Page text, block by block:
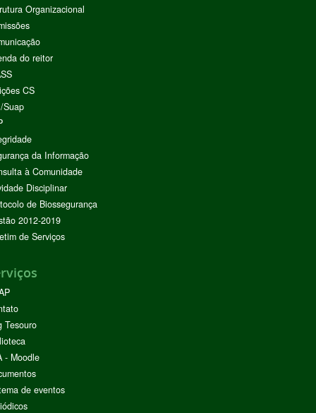
Organizacional
do reitor
CS
Suap
da Informação
à Comunidade
Disciplinar
de Biossegurança
2012-2019
de Serviços
Tesouro
- Moodle
de eventos